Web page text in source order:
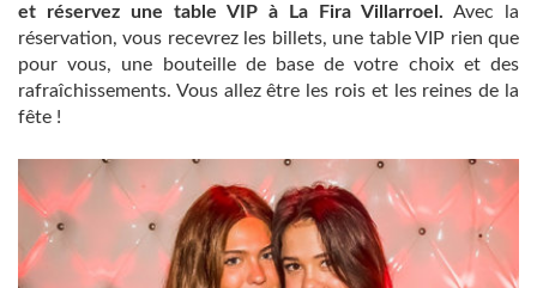
et réservez une table VIP à La Fira Villarroel. Avec la
réservation, vous recevrez les billets, une table VIP rien que
pour vous, une bouteille de base de votre choix et des
rafraîchissements. Vous allez être les rois et les reines de la
fête !